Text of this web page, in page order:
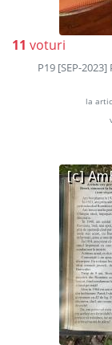
11 voturi
P19 [SEP-
la